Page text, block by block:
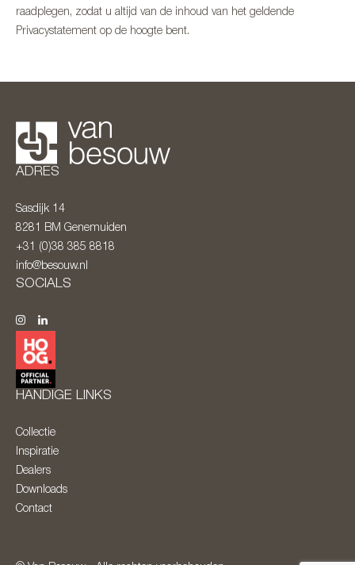
raadplegen, zodat u altijd van de inhoud van het geldende
Privacystatement op de hoogte bent.
ADRES
Sasdijk 14
8281 BM Genemuiden
+31 (0)38 385 8818
info@besouw.nl
SOCIALS
HANDIGE LINKS
Collectie
Inspiratie
Dealers
Downloads
Contact